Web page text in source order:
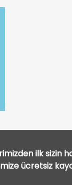
ilk sizin
ücretsiz